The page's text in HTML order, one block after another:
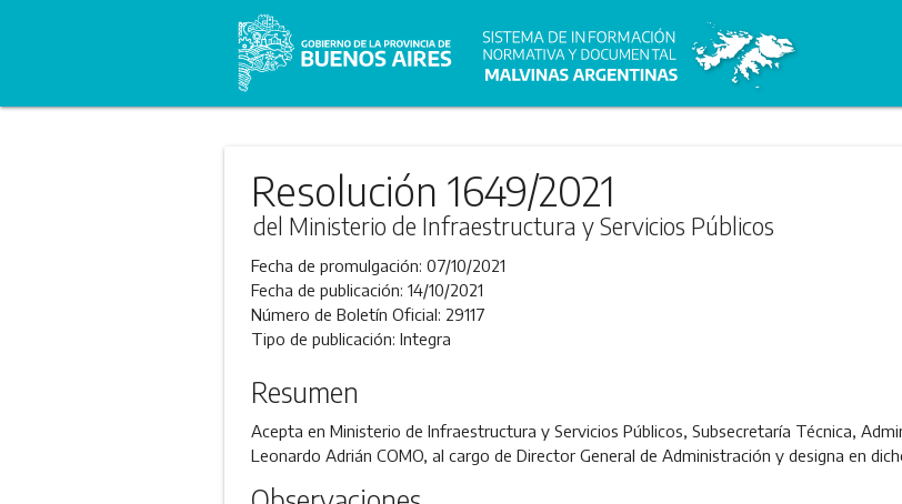
Resolución 1649/2021
del Ministerio de Infraestructura y Servicios Públicos
Fecha de promulgación: 07/10/2021
Fecha de publicación: 14/10/2021
Número de Boletín Oficial: 29117
Tipo de publicación: Integra
Resumen
Acepta en Ministerio de Infraestructura y Servicios Públicos, Subsecretaría Técnica,
Leonardo Adrián COMO, al cargo de Director General de Administración y designa en